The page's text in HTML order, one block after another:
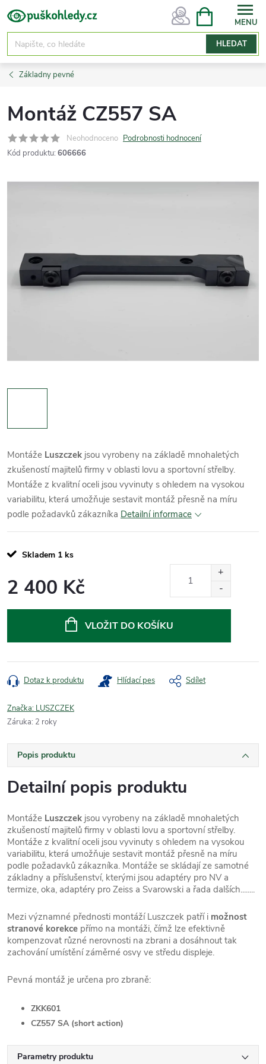
Přejít
na
obsah
HLEDAT
NÁKUPNÍ
Základny pevné
Montáž CZ557 SA
Neohodnoceno Podrobnosti hodnocení
Kód produktu: 606666
Montáže Luszczek jsou vyrobeny na základě mnohaletých
zkušeností majitelů firmy v oblasti lovu a sportovní střelby.
Montáže z kvalitní oceli jsou vyvinuty s ohledem na vysokou
variabilitu, která umožňuje sestavit montáž přesně na míru
podle požadavků zákazníka Detailní informace
Skladem 1 ks
2 400 Kč
VLOŽIT DO KOŠÍKU
Dotaz k produktu Hlídací pes Sdílet
Značka: LUSZCZEK
Záruka: 2 roky
Popis produktu
Detailní popis produktu
Montáže Luszczek jsou vyrobeny na základě mnohaletých
zkušeností majitelů firmy v oblasti lovu a sportovní střelby.
Montáže z kvalitní oceli jsou vyvinuty s ohledem na vysokou
variabilitu, která umožňuje sestavit montáž přesně na míru
podle požadavků zákazníka. Montáže se skládají ze samotné
základny a příslušenství, kterými jsou adaptéry pro NV a
termize, oka, adaptéry pro Zeiss a Svarowski a řada dalších........
Mezi významné přednosti montáží Luszczek patří i možnost
stranové korekce přímo na montáži, čímž lze efektivně
kompenzovat různé nerovnosti na zbrani a dosáhnout tak
zachování umístění záměrné osvy ve středu displeje.
Pevná montáž je určena pro zbraně:
ZKK601
CZ557 SA (short action)
Parametry produktu